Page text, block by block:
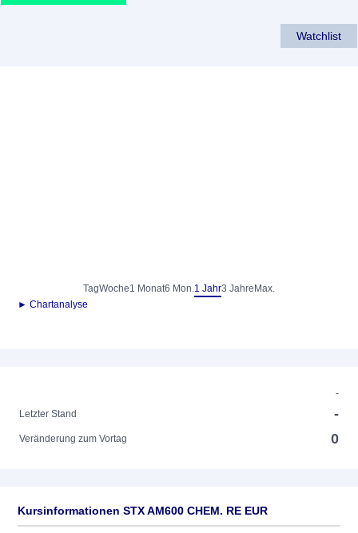
Watchlist
TagWoche1 Monat6 Mon.1 Jahr3 Jahre Max.
► Chartanalyse
-
Letzter Stand
-
Veränderung zum Vortag 0
Kursinformationen STX AM600 CHEM. RE EUR